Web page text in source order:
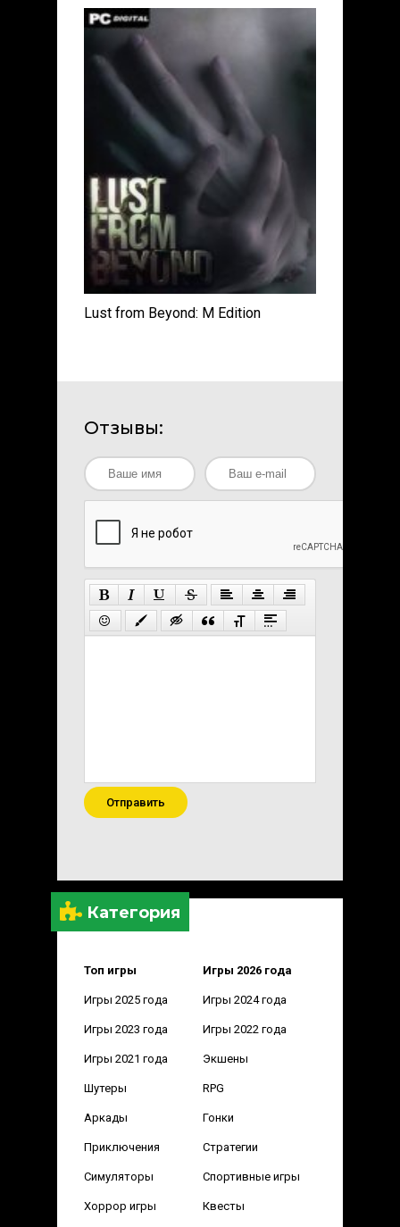
Категория
Топ игры Игры 2026 года
Игры 2025 года Игры 2024 года
Игры 2023 года Игры 2022 года
Игры 2021 года Экшены
Шутеры RPG
Аркады Гонки
Приключения Стратегии
Симуляторы Спортивные игры
Хоррор игры Квесты
Lust from Beyond: M Edition
Отзывы:
Отправить